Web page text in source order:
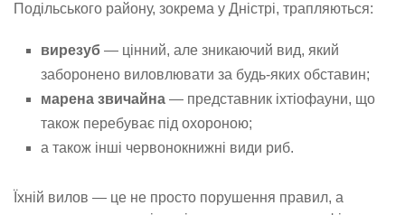
Подільського району, зокрема у Дністрі, трапляються:
вирезуб — цінний, але зникаючий вид, який
заборонено виловлювати за будь-яких обставин;
марена звичайна — представник іхтіофауни, що
також перебуває під охороною;
а також інші червонокнижні види риб.
Їхній вилов — це не просто порушення правил, а